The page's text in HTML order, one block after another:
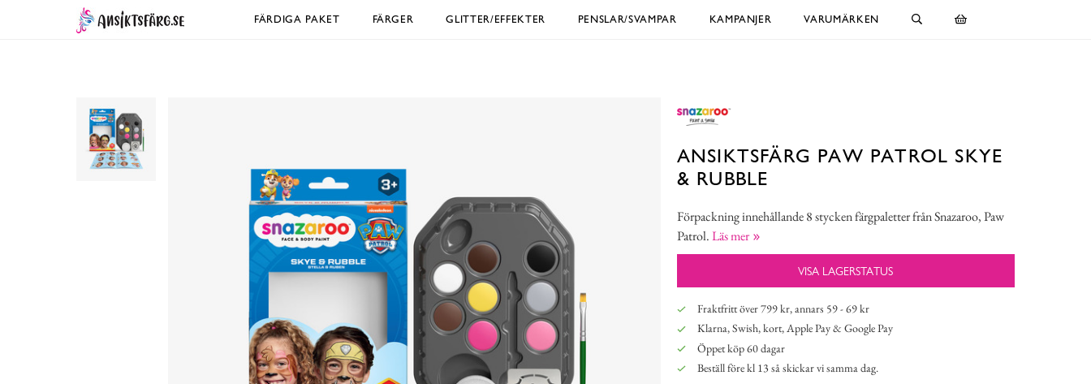
FÄRDIGA PAKET FÄRGER GLITTER/EFFEKTER PENSLAR/SVAMPAR KAMPANJER VARUMÄRKEN
ANSIKTSFÄRG PAW PATROL SKYE
& RUBBLE
Förpackning innehållande 8 stycken färgpaletter från Snazaroo, Paw
Patrol.Läs mer
VISA LAGERSTATUS
Fraktfritt över 799 kr, annars 59 - 69 kr
Klarna, Swish, kort, Apple Pay & Google Pay
Öppet köp 60 dagar
Beställ före kl 13 så skickar vi samma dag.